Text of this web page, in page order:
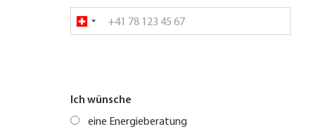
Ich wünsche
eine Energieberatung